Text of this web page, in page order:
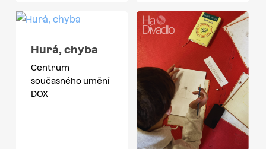
Hurá, chyba
Centrum
současného umění
DOX